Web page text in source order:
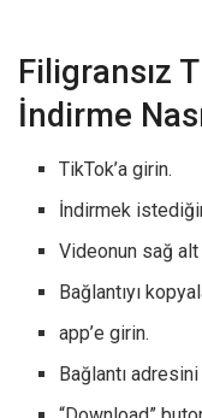
Filigransız
İndirme
TikTok’a girin.
İndirmek
Videonun sağ
Bağlantıyı
app’e girin.
Bağlantı adresini